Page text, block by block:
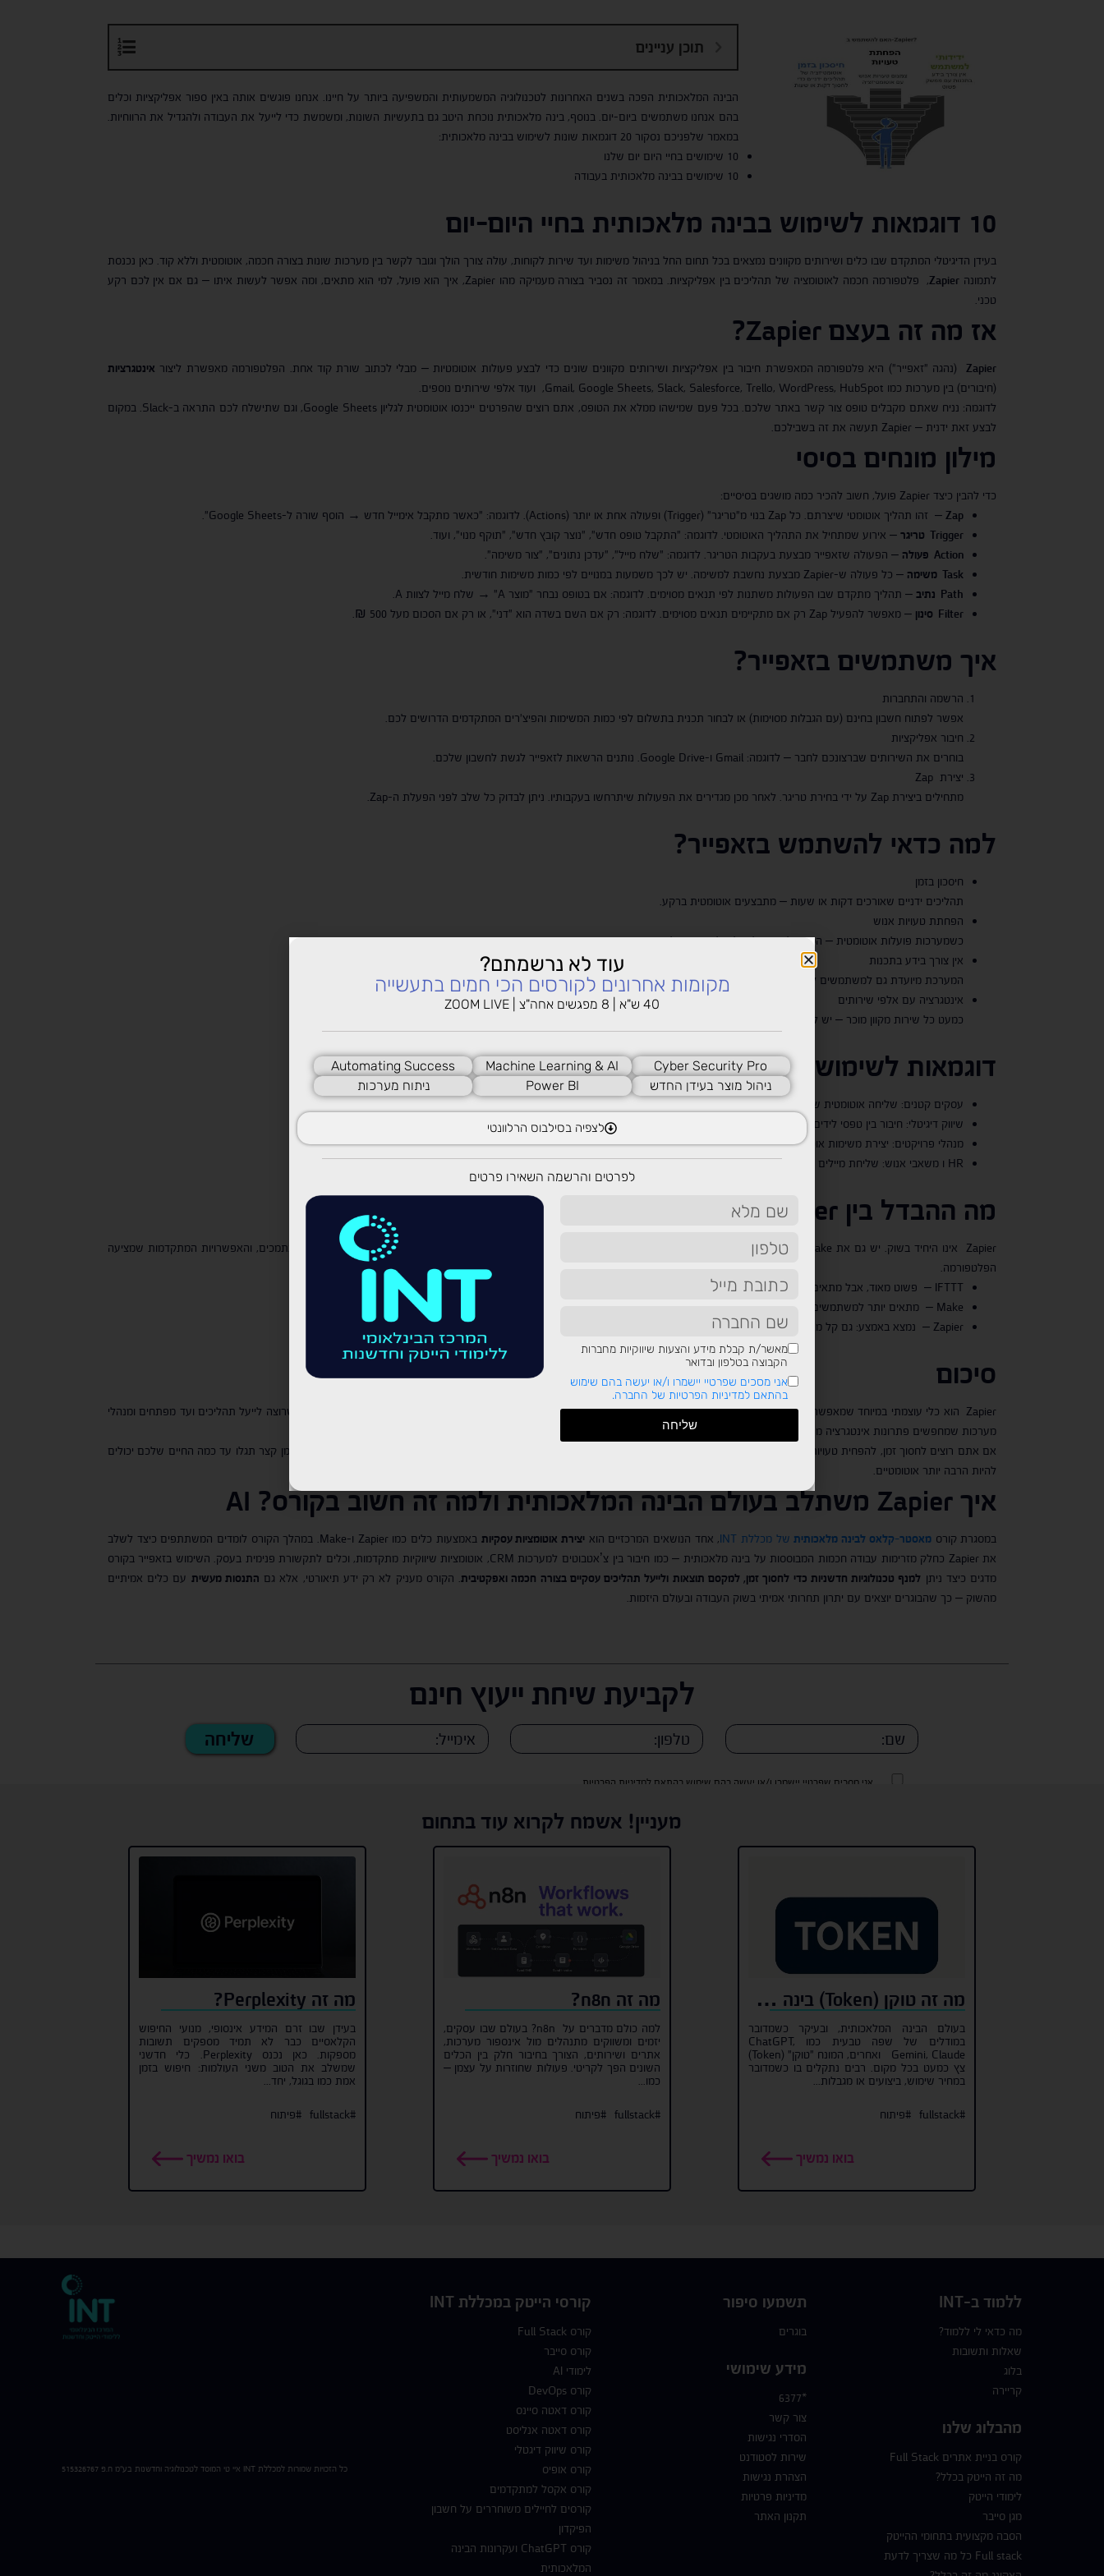
תוכן עניינים
הבינה המלאכותית הפכה בשנים האחרונות לטכנולוגיה המשמעותית והמשפיעה ביותר על חיינו. אנחנו פוגשים אותה באין ספור אפליקציות וכלים
בהם אנחנו משתמשים ביום-יום. בנוסף, בינה מלאכותית נוכחת היטב גם בתעשיות השונות, ומשמשת כדי לייעל את העבודה ולהגדיל את הרווחיות.
במאמר שלפניכם נסקור 20 דוגמאות שונות לשימוש בבינה מלאכותית:
10 שימושים בחיי היום יום שלנו
10 שימושים בבינה מלאכותית בעבודה
10 דוגמאות לשימוש בבינה מלאכותית בחיי היום-יום
בעידן הדיגיטלי המתקדם שבו כלים ושירותים מקוונים נמצאים בכל תחום החל בניהול משימות ועד שירות לקוחות, עולה צורך הולך וגובר לקשר בין מערכות שונות בצורה חכמה, אוטומטית וללא קוד. כאן נכנסת
לתמונה Zapier
, פלטפורמה חכמה לאוטומציה של תהליכים בין אפליקציות. במאמר זה נסביר בצורה מעמיקה מהו Zapier, איך הוא פועל, למי הוא מתאים, ומה אפשר לעשות איתו – גם אם אין לכם רקע
טכני.
אז מה זה בעצם Zapier
?
Zapier (נהגה "זאפייר") היא פלטפורמה המאפשרת חיבור בין אפליקציות ושירותים מקוונים שונים כדי לבצע פעולות אוטומטיות – מבלי לכתוב שורת קוד אחת. הפלטפורמה מאפשרת ליצור אינטגרציות
(חיבורים) בין מערכות כמו Gmail, Google Sheets, Slack, Salesforce, Trello, WordPress, HubSpot, ועוד אלפי שירותים נוספים.
לדוגמה: נניח שאתם מקבלים טופס צור קשר באתר שלכם. בכל פעם שמישהו ממלא את הטופס, אתם רוצים שהפרטים ייכנסו אוטומטית לגליון Google Sheets, וגם שתישלח לכם התראה ב-Slack. במקום
לבצע זאת ידנית – Zapier תעשה את זה בשבילכם.
מילון מונחים בסיסי
כדי להבין כיצד Zapier פועל, חשוב להכיר כמה מושגים בסיסיים:
Zap – זהו תהליך אוטומטי שיצרתם. כל Zap בנוי מ"טריגר" (Trigger) ופעולה אחת או יותר (Actions). לדוגמה: "כאשר מתקבל אימייל חדש → הוסף שורה ל-Google Sheets".
Trigger טריגר– אירוע שמתחיל את התהליך האוטומטי. לדוגמה: "התקבל טופס חדש", "נוצר קובץ חדש", "תוקף מנוי", ועוד.
Action פעולה – הפעולה שזאפייר מבצעת בעקבות הטריגר. לדוגמה: "שלח מייל", "עדכן נתונים", "צור משימה".
Task משימה – כל פעולה ש-Zapier מבצעת נחשבת למשימה. יש לכך משמעות במנויים לפי כמות משימות חודשית.
Path נתיב– תהליך מתקדם שבו הפעולות משתנות לפי תנאים מסוימים. לדוגמה: אם בטופס נבחר "מוצר A" → שלח מייל לצוות A.
Filter סינון – מאפשר להפעיל Zap רק אם מתקיימים תנאים מסוימים. לדוגמה: רק אם השם בשדה הוא "דני", או רק אם הסכום מעל 500 ₪.
איך משתמשים בזאפייר?
הרשמה והתחברות
אפשר לפתוח חשבון בחינם (עם הגבלות מסוימות) או לבחור תכנית בתשלום לפי כמות המשימות והפיצ'רים המתקדמים הדרושים לכם.
חיבור אפליקציות
בוחרים את השירותים שברצונכם לחבר – לדוגמה: Gmail ו-Google Drive. נותנים הרשאות לזאפייר לגשת לחשבון שלכם.
יצירת Zap
מתחילים ביצירת Zap על ידי בחירת טריגר. לאחר מכן מגדירים את הפעולות שיתרחשו בעקבותיו. ניתן לבדוק כל שלב לפני הפעלת ה-Zap.
למה כדאי להשתמש בזאפייר?
חיסכון בזמן
תהליכים ידניים שאורכים דקות או שעות – מתבצעים אוטומטית ברקע.
הפחתת טעויות אנוש
כשמערכות פועלות אוטומטית – הסיכון לשכוח, להקליד לא נכון או לטעות – פוחת משמעותית.
אין צורך בידע בתכנות
המערכת מיועדת גם למשתמשים לא-טכניים. ממשק פשוט וידידותי למשתמש.
אינטגרציה עם אלפי שירותים
כמעט כל שירות מקוון מוכר – יש לו חיבור ל-Zapier, החל משירותי CRM ועד אפליקציות לשיווק, חשבונאות, תמיכה ועוד.
דוגמאות לשימושים נפוצים
עסקים קטנים: שליחה אוטומטית של קבלות, ניהול לידים, חיבור בין חנות Shopify למערכת דיוור.
שיווק דיגיטלי: חיבור בין טפסי לידים בפייסבוק ל-CRM, עדכון אוטומטי של רשימות דיוור, תזמון פוסטים.
מנהלי פרויקטים: יצירת משימות אוטומטית ב-Trello או Asana על בסיס פעולות במייל או טפסים.
HR ו משאבי אנוש: שליחת מיילים לעובדים חדשים, יצירת קבצים על פי פרטי מועמדים שהוגשו.
מה ההבדל בין לכלים אחרים
Zapier אינו היחיד בשוק. יש גם את Make (לשעבר Integromat), IFTTT, n8n ואחרים. ההבדל העיקרי טמון בנוחות השימוש, קלות ההגדרה, כמות החיבורים הנתמכים, והאפשרויות המתקדמות שמציעה
הפלטפורמה.
IFTTT – פשוט מאוד, אבל מתאים יותר לאוטומציות אישיות ופשוטות.
Make – מתאים יותר למשתמשים טכניים, עם אפשרויות מתקדמות יותר.
Zapier – נמצא באמצע: גם קל מאוד לתפעול, וגם מאפשר אוטומציות מורכבות.
סיכום
Zapier הוא כלי עוצמתי במיוחד שמאפשר להפוך תהליכים עסקיים ואישיים לאוטומטיים, בקלות יחסית וללא כתיבת קוד. הוא מתאים לכל אחד – מבעל עסק קטן שרוצה לייעל תהליכים ועד מפתחים ומנהלי
מערכות שמחפשים פתרונות אינטגרציה מהירים.
אם אתם רוצים לחסוך זמן, להפחית טעויות ולשפר את היעילות בעבודה עם כלים דיגיטליים – כדאי להתחיל ללמוד על Zapier ולהתנסות ביצירת Zap פשוט. תוך זמן קצר תגלו עד כמה החיים שלכם יכולים
להיות הרבה יותר אוטומטיים.
איך משתלב בעולם הבינה המלאכותית ולמה זה חשוב בקורס?
AI
במסגרת קורסמאסטר-קלאס לבינה מלאכותיתשל מכללת INT , אחד הנושאים המרכזיים הוא יצירת אוטומציות עסקיות
באמצעות כלים כמו Zapier ו-Make. במהלך הקורס לומדים המשתתפים כיצד לשלב
את Zapier כחלק מזרימות עבודה חכמות המבוססות על בינה מלאכותית – כמו חיבור בין צ’אטבוטים למערכות CRM, אוטומציות שיווקיות מתקדמות, וכלים לתקשורת פנימית בעסק. השימוש בזאפייר בקורס
מדגים כיצד ניתן למנף טכנולוגיות חדשניות כדי לחסוך זמן, למקסם תוצאות ולייעל תהליכים עסקיים בצורה חכמה ואפקטיבית. הקורס מעניק לא רק ידע תיאורטי, אלא גם התנסות מעשית עם כלים אמיתיים
מהשוק – כך שהבוגרים יוצאים עם יתרון תחרותי אמיתי בשוק העבודה ובעולם היזמות.
לקביעת שיחת ייעוץ חינם
אני מסכים שפרטיי יישמרו ו/או יעשה בהם שימוש בהתאם למדיניות הפרטיות
אני מסכים שפרטיי יישמרו ו/או יעשה בהם שימוש בהתאם למדיניות הפרטיותמעניין! אשמח לקרוא עוד בתחום
מה זה טוקן (Token) בינה מלאכותית ולמה הוא משמש?
בעולם הבינה המלאכותית, ובעיקר כשמדובר
במודלים של שפה טבעית כמו ChatGPT,
Gemini, Claude ואחרים, המונח "טוקן" (Token)
צץ כמעט בכל מקום. רבים נתקלים בו כשמדובר
במחיר שימוש, ביצועים או מגבלות...
#fullstack #פיתוח
בואו נמשיך
מה זה n8n?
למה כולם מדברים על n8n? בעולם שבו עסקים,
יזמים ומשווקים מתנהלים מול אינספור מערכות,
אתרים ושירותים, הצורך בחיבור חלק בין הכלים
השונים הפך לקריטי. פעולות שחוזרות על עצמן –
כמו...
#fullstack #פיתוח
בואו נמשיך
מה זה Perplexity?
בעידן שבו זרם המידע אינסופי, מנועי החיפוש
הקלאסיים כבר לא תמיד מספקים תשובות
מספקות. כאן נכנס Perplexity. כלי חדשני
שמשלב את הטוב משני העולמות: חיפוש בזמן
אמת כמו בגוגל, יחד...
#fullstack #פיתוח
בואו נמשיך
ללמוד ב-INT
מה כדאי לי ללמוד?
שאלות ותשובות
בלוג
קריירה
מהבלוג שלנו
קורס בניית אתרים Full Stack
מה זה הייטק בכלל?
לימודי הייטק
מגן סייבר
הסבה מקצועית בתחומי ההייטק
Full stack כל מה שצריך לדעת
תשמעו סיפור
בוגרים
מידע שימושי
*6377
צור קשר
הסדרי נגישות
שירות לסטודנט
הצהרת נגישות
מדיניות פרטיות
תקנון האתר
קורסי הייטק במכללת INT
קורס Full Stack
קורס סייבר
לימודי AI
קורס DevOps
קורס דאטה סיינס
קורס דאטה אנליסט
קורס שיווק דיגטלי
קורס אופיס
קורס אקסל למתקדמים
קורסים לחיילים משוחררים על חשבון
הפיקדון
קורס ChatGPT ועקרונות הבינה
המלאכותית
כל הזכויות שמורות למכללת INT איי טי המוסד לטכנולוגיה וחדשנות בע"מ ח.פ 515326767
עוד לא נרשמתם?
מקומות אחרונים לקורסים הכי חמים בתעשייה
40 ש"א | 8 מפגשים אחה"צ | ZOOM LIVE
Cyber Security Pro
Machine Learning & AI
Automating Success
ניהול מוצר בעידן החדש
Power BI ניתוח מערכות
לצפיה בסילבוס הרלוונטי
לפרטים והרשמה השאירו פרטים
מאשר/ת קבלת מידע והצעות שיווקיות מחברות
הקבוצה בטלפון ובדואר
אני מסכים שפרטיי יישמרו ו/או יעשה בהם שימוש
בהתאם למדיניות הפרטיות של החברה.
שליחה